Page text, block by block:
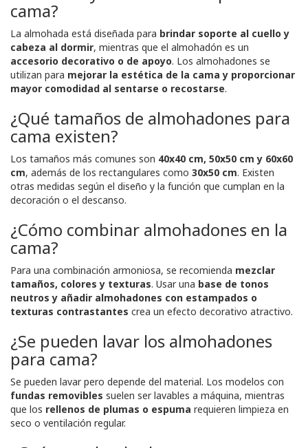
cama?
La almohada está diseñada para brindar soporte al cuello y
cabeza al dormir, mientras que el almohadón es un
accesorio decorativo o de apoyo. Los almohadones se
utilizan para mejorar la estética de la cama y proporcionar
mayor comodidad al sentarse o recostarse.
¿Qué tamaños de almohadones para
cama existen?
Los tamaños más comunes son 40x40 cm, 50x50 cm y 60x60
cm, además de los rectangulares como 30x50 cm. Existen
otras medidas según el diseño y la función que cumplan en la
decoración o el descanso.
¿Cómo combinar almohadones en la
cama?
Para una combinación armoniosa, se recomienda mezclar
tamaños, colores y texturas. Usar una base de tonos
neutros y añadir almohadones con estampados o
texturas contrastantes crea un efecto decorativo atractivo.
¿Se pueden lavar los almohadones
para cama?
Se pueden lavar pero depende del material. Los modelos con
fundas removibles suelen ser lavables a máquina, mientras
que los rellenos de plumas o espuma requieren limpieza en
seco o ventilación regular.